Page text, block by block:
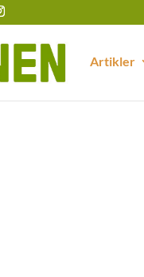
Artikler